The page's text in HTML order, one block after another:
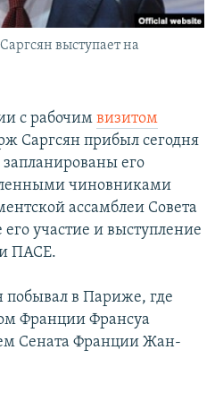
выступает на
с рабочим визитом
Саргсян прибыл сегодня
запланированы его
чиновниками
ассамблеи Совета
участие и выступление
ПАСЕ.
в Париже, где
Франции Франсуа
Сената Франции Жан-